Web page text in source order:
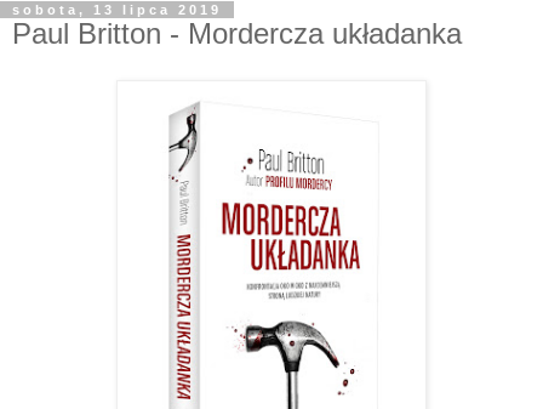
sobota, 13 lipca 2019
Paul Britton - Mordercza układanka